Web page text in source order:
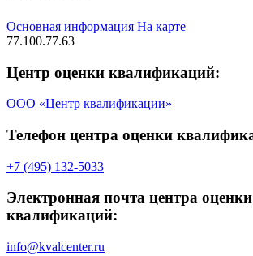
Основная информация На карте
77.100.77.63
Центр оценки квалификаций:
ООО «Центр квалификации»
Телефон центра оценки
+7 (495) 132-5033
Электронная почта центра оценки
квалификаций:
info@kvalcenter.ru